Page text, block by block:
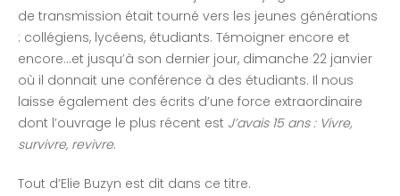
de transmission était tourné vers les jeunes générations
: collégiens, lycéens, étudiants. Témoigner encore et
encore…et jusqu’à son dernier jour, dimanche 22 janvier
où il donnait une conférence à des étudiants. Il nous
laisse également des écrits d’une force extraordinaire
dont l’ouvrage le plus récent est J’avais 15 ans : Vivre,
survivre, revivre.
Tout d’Elie Buzyn est dit dans ce titre.